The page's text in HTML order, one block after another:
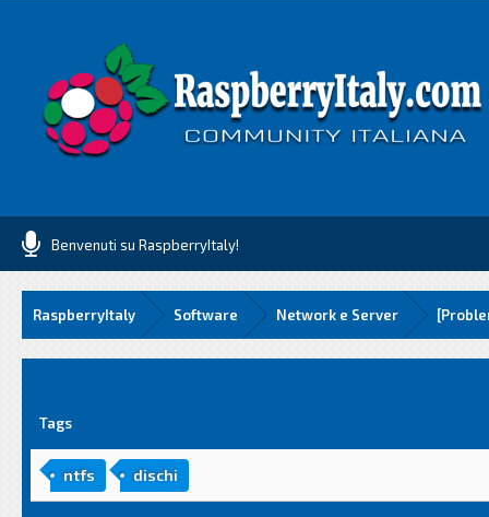
Benvenuti su RaspberryItaly!
RaspberryItaly Software Network e Server
Tags
ntfs dischi